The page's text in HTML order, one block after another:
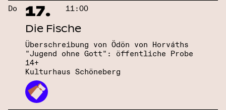
Do 17. 11:00
Die Fische
Überschreibung von Ödön von Horváths
"Jugend ohne Gott": öffentliche Probe
14+
Kulturhaus Schöneberg